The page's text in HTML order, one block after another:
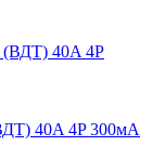
40A 4P 300мА